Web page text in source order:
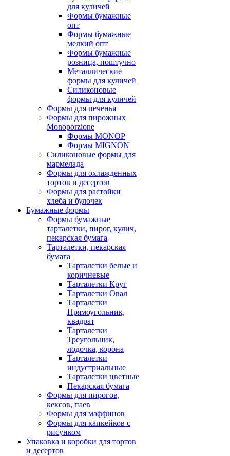
для куличей
Формы бумажные
опт
Формы бумажные
мелкий опт
Формы бумажные
розница, поштучно
Металлические
формы для куличей
Силиконовые
формы для куличей
Формы для печенья
Формы для пирожных
Monoporzione
Формы MONOP
Формы MIGNON
Силиконовые формы для
мармелада
Формы для oхлажденных
тортов и десертов
Формы для растойки
хлеба и булочек
Бумажные формы
Формы бумажные
тарталетки, пирог, кулич,
пекарская бумага
Тарталетки, пекарская
бумага
Тарталетки белые и
коричневые
Тарталетки Круг
Тарталетки Овал
Тарталетки
Прямоугольник,
квадрат
Тарталетки
Треугольник,
лодочка, корона
Тарталетки
индустриальные
Тарталетки цветные
Пекарская бумага
Формы для пирогов,
кексов, паев
Формы для маффинов
Формы для капкейков с
рисунком
Упаковка и коробки для тортов
и десертов